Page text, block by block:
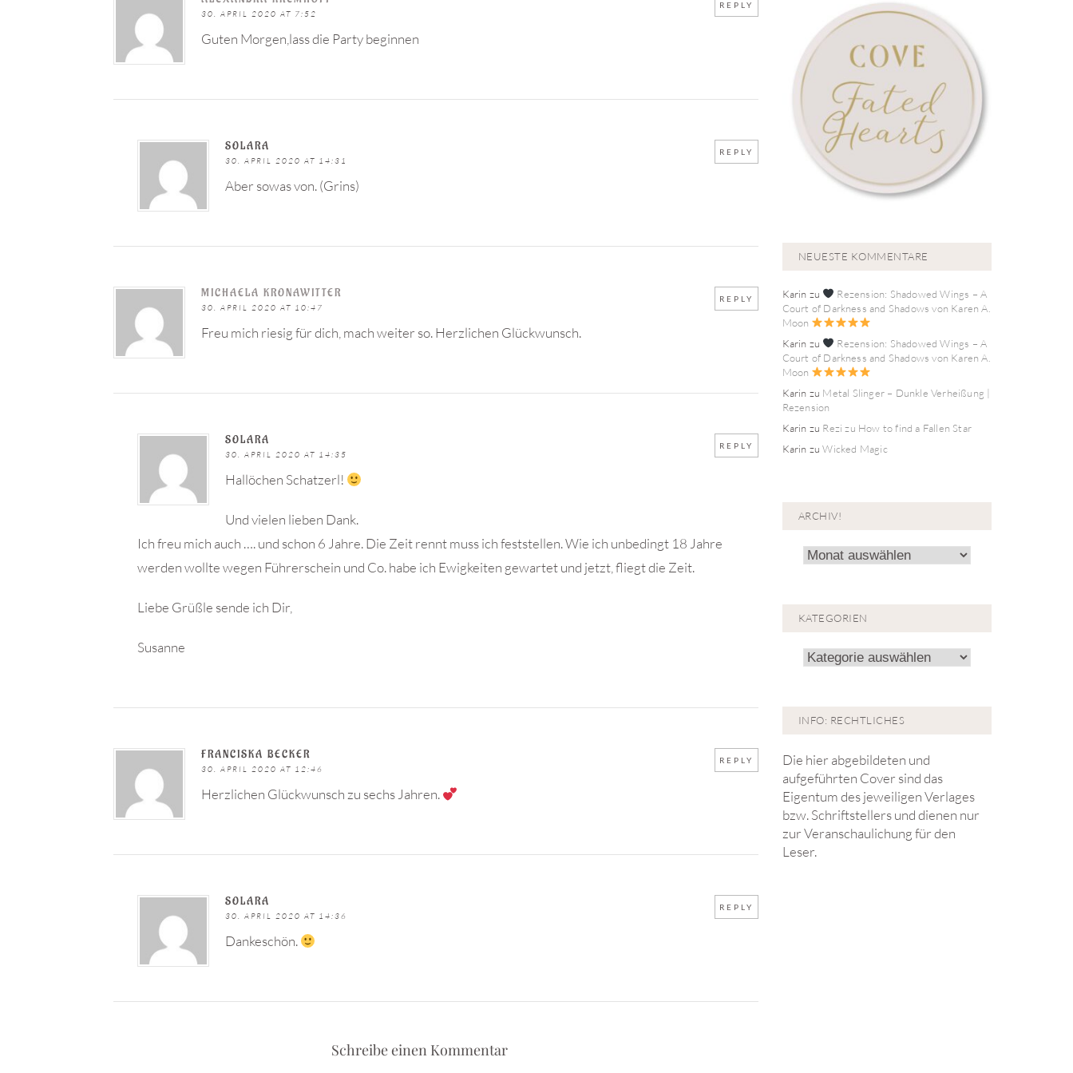
30. APRIL 2020 AT 7:52
Guten Morgen,lass die Party beginnen
REPLY
SOLARA
30. APRIL 2020 AT 14:31
Aber sowas von. (Grins)
REPLY
MICHAELA KRONAWITTER
30. APRIL 2020 AT 10:47
Freu mich riesig für dich, mach weiter so. Herzlichen Glückwunsch.
REPLY
SOLARA
30. APRIL 2020 AT 14:35
Hallöchen Schatzerl!
Und vielen lieben Dank.
Ich freu mich auch …. und schon 6 Jahre. Die Zeit rennt muss ich feststellen. Wie ich unbedingt 18 Jahre
werden wollte wegen Führerschein und Co. habe ich Ewigkeiten gewartet und jetzt, fliegt die Zeit.
Liebe Grüßle sende ich Dir,
Susanne
REPLY
FRANCISKA BECKER
30. APRIL 2020 AT 12:46
Herzlichen Glückwunsch zu sechs Jahren.
REPLY
SOLARA
30. APRIL 2020 AT 14:36
Dankeschön.
REPLY
Schreibe einen Kommentar
NEUESTE KOMMENTARE
Karin zu
Rezension: Shadowed Wings – A
Court of Darkness and Shadows von Karen A.
Moon
Karin zu
Rezension: Shadowed Wings – A
Court of Darkness and Shadows von Karen A.
Moon
Karin zu Metal Slinger – Dunkle Verheißung |
Rezension
Karin zu Rezi zu How to find a Fallen Star
Karin zuWicked Magic
ARCHIV!
Archiv!
KATEGORIEN
Kategorien
INFO: RECHTLICHES
Die hier abgebildeten und
aufgeführten Cover sind das
Eigentum des jeweiligen Verlages
bzw. Schriftstellers und dienen nur
zur Veranschaulichung für den
Leser.